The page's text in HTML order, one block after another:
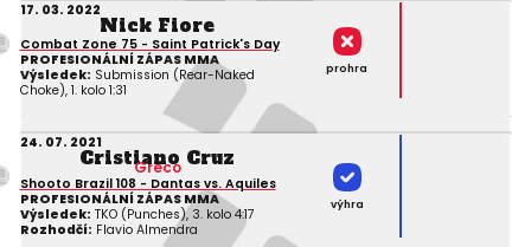
17. 03. 2022
Nick Fiore
Combat Zone 75 - Saint Patrick's Day
PROFESIONÁLNÍ ZÁPAS MMA
Výsledek: Submission (Rear-Naked
Choke), 1. kolo 1:31
prohra
24. 07. 2021
Cristiano Cruz
Greco
Shooto Brazil 108 - Dantas vs. Aquiles
PROFESIONÁLNÍ ZÁPAS MMA
Výsledek: TKO (Punches), 3. kolo 4:17
Rozhodčí: Flavio Almendra
výhra